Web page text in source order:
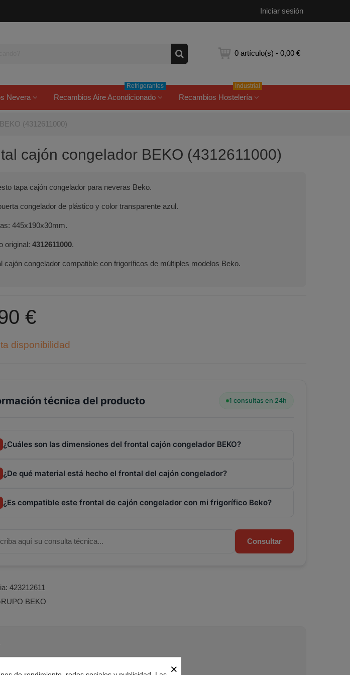
Iniciar sesión
0 artículo(s) - 0,00 €
Nevera Recambios Aire Acondicionado
Refrigerantes
Recambios Hostelería
Industrial
(4312611000)
cajón congelador BEKO (4312611000)
tapa cajón congelador para neveras Beko.
congelador de plástico y color transparente azul.
445x190x30mm.
original: 4312611000.
cajón congelador compatible con frigoríficos de múltiples modelos Beko.
€
disponibilidad
técnica del producto 1 consultas en 24h
¿Cuáles son las dimensiones del frontal cajón congelador BEKO?
¿De qué material está hecho el frontal del cajón congelador?
¿Es compatible este frontal de cajón congelador con mi frigorífico Beko?
Consultar
423212611
BEKO
azul.
×